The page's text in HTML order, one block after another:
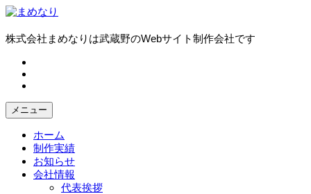
コ
テ
キ
ッ
株式会社まめなりは武蔵野のWebサイト制作会社です
メニュー
ホーム
制作実績
お知らせ
会社情報
代表挨拶